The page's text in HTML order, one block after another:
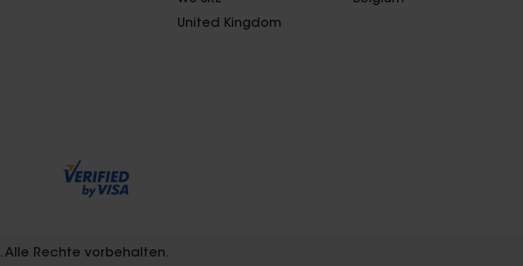
United Kingdom
Alle Rechte vorbehalten.